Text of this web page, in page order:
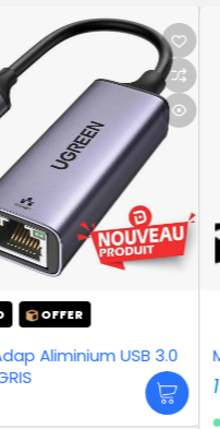
MSI DataMag 20Gbps – 1TB
1 449